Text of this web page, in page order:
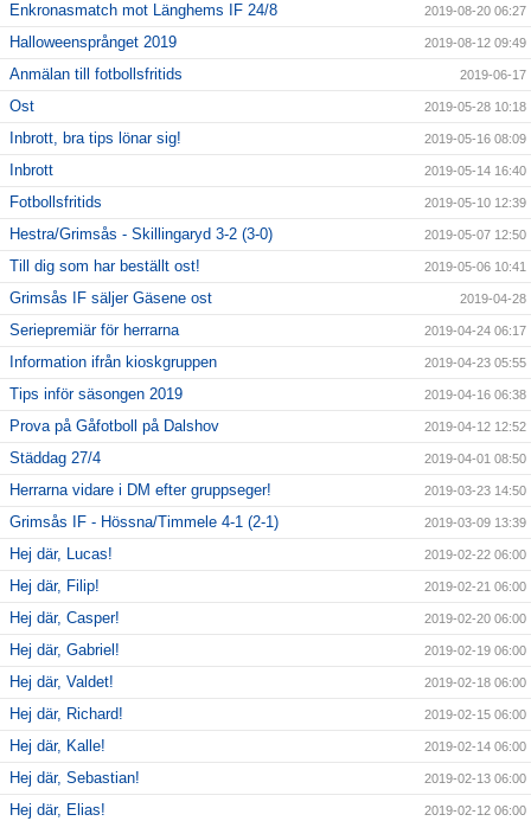
Enkronasmatch mot Länghems IF 24/8 2019-08-20 06:27
Halloweensprånget 2019 2019-08-12 09:49
Anmälan till fotbollsfritids 2019-06-17
Ost 2019-05-28 10:18
Inbrott, bra tips lönar sig! 2019-05-16 08:09
Inbrott 2019-05-14 16:40
Fotbollsfritids 2019-05-10 12:39
Hestra/Grimsås - Skillingaryd 3-2 (3-0) 2019-05-07 12:50
Till dig som har beställt ost! 2019-05-06 10:41
Grimsås IF säljer Gäsene ost 2019-04-28
Seriepremiär för herrarna 2019-04-24 06:17
Information ifrån kioskgruppen 2019-04-23 05:55
Tips inför säsongen 2019 2019-04-16 06:38
Prova på Gåfotboll på Dalshov 2019-04-12 12:52
Städdag 27/4 2019-04-01 08:50
Herrarna vidare i DM efter gruppseger! 2019-03-23 14:50
Grimsås IF - Hössna/Timmele 4-1 (2-1) 2019-03-09 13:39
Hej där, Lucas! 2019-02-22 06:00
Hej där, Filip! 2019-02-21 06:00
Hej där, Casper! 2019-02-20 06:00
Hej där, Gabriel! 2019-02-19 06:00
Hej där, Valdet! 2019-02-18 06:00
Hej där, Richard! 2019-02-15 06:00
Hej där, Kalle! 2019-02-14 06:00
Hej där, Sebastian! 2019-02-13 06:00
Hej där, Elias! 2019-02-12 06:00